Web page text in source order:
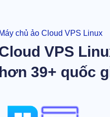
Máy chủ ảo Cloud VPS Linux
VPS
hơn 39+ quốc